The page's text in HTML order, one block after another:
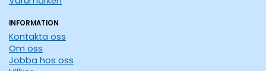
INFORMATION
Kontakta oss
Om oss
Jobba hos oss